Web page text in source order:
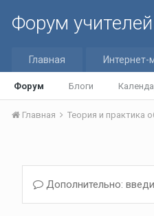
Форум
Главная Интернет-
Форум Блоги
Главная
Дополнительно: